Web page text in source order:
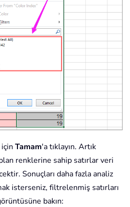
Tamam'a tıklayın. Artık
renklerine sahip satırlar veri
Sonuçları daha fazla analiz
isterseniz, filtrelenmiş satırları
bakın: